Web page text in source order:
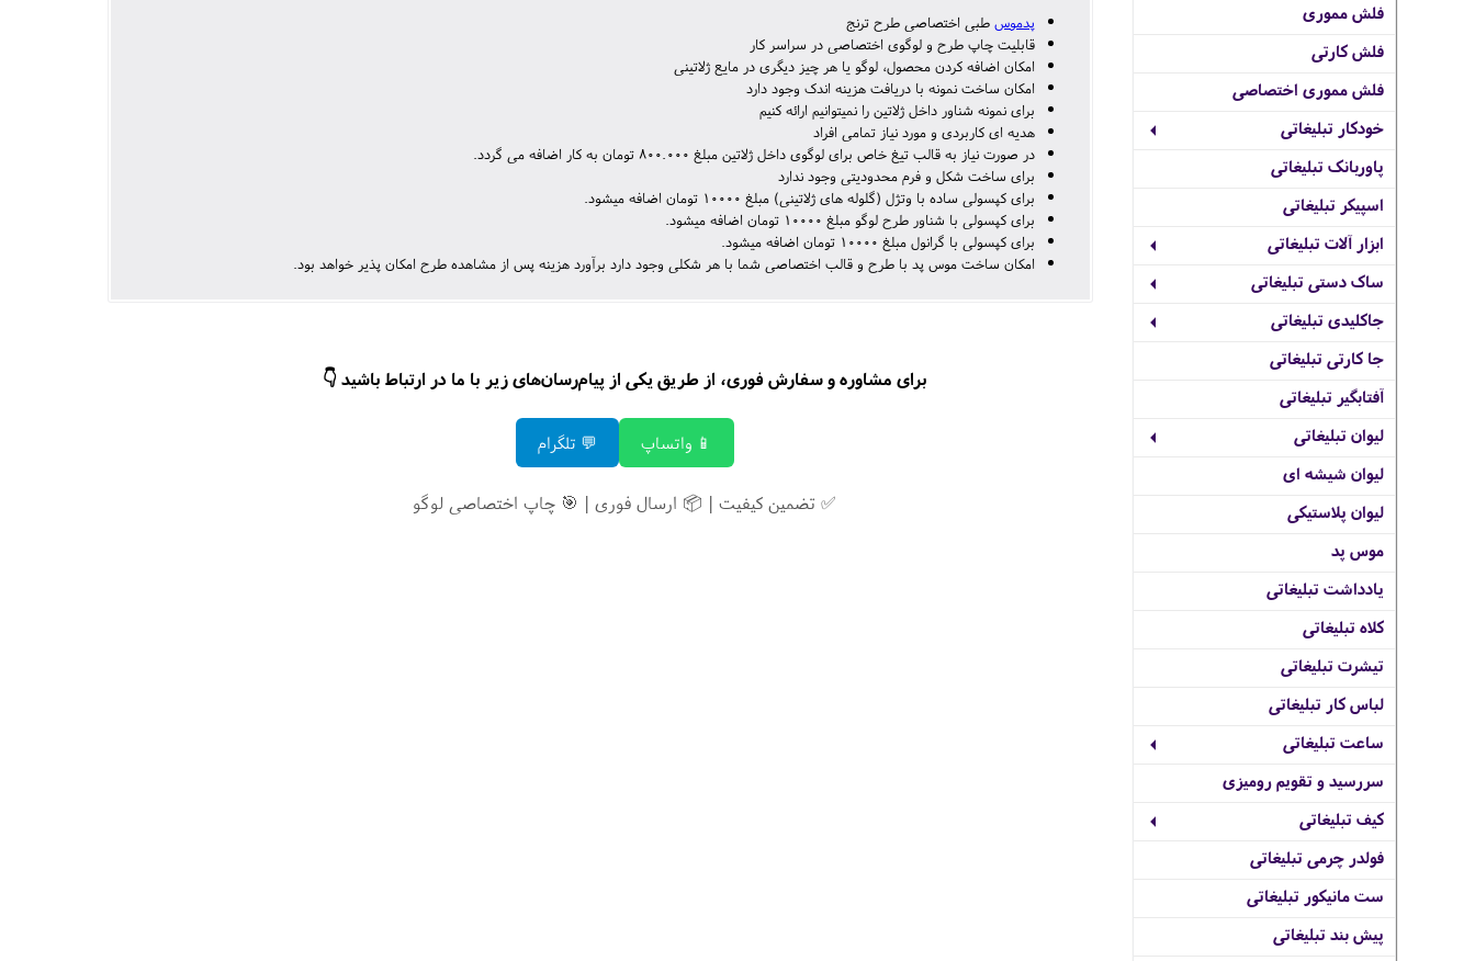
فلش مموری
فلش کارتی
فلش مموری اختصاصی
خودکار تبلیغاتی
پاوربانک تبلیغاتی
اسپیکر تبلیغاتی
ابزار آلات تبلیغاتی
ساک دستی تبلیغاتی
جاکلیدی تبلیغاتی
جا کارتی تبلیغاتی
آفتابگیر تبلیغاتی
لیوان تبلیغاتی
لیوان شیشه ای
لیوان پلاستیکی
موس پد
یادداشت تبلیغاتی
کلاه تبلیغاتی
تیشرت تبلیغاتی
لباس کار تبلیغاتی
ساعت تبلیغاتی
سررسید و تقویم رومیزی
کیف تبلیغاتی
فولدر چرمی تبلیغاتی
ست مانیکور تبلیغاتی
پیش بند تبلیغاتی
پدموسطبی اختصاصی طرح ترنج
قابلیت چاپ طرح و لوگوی اختصاصی در سراسر کار
امکان اضافه کردن محصول، لوگو یا هر چیز دیگری در مایع ژلاتینی
امکان ساخت نمونه با دریافت هزینه اندک وجود دارد
برای نمونه شناور داخل ژلاتین را نمیتوانیم ارائه کنیم
هدیه ای کاربردی و مورد نیاز تمامی افراد
در صورت نیاز به قالب تیغ خاص برای لوگوی داخل ژلاتین مبلغ 800.000 تومان به کار اضافه می گردد.
برای ساخت شکل و فرم محدودیتی وجود ندارد
برای کپسولی ساده با وتژل (گلوله های ژلاتینی) مبلغ 10000 تومان اضافه میشود.
برای کپسولی با شناور طرح لوگو مبلغ 10000 تومان اضافه میشود.
برای کپسولی با گرانول مبلغ 10000 تومان اضافه میشود.
امکان ساخت موس پد با طرح و قالب اختصاصی شما با هر شکلی وجود دارد برآورد هزینه پس از مشاهده طرح امکان پذیر خواهد بود.
برای مشاوره و سفارش فوری، از طریق یکی از پیام‌رسان‌های زیر با ما در ارتباط باشید 👇
📱 واتساپ 💬 تلگرام
✅ تضمین کیفیت | 📦 ارسال فوری | 🎯 چاپ اختصاصی لوگو